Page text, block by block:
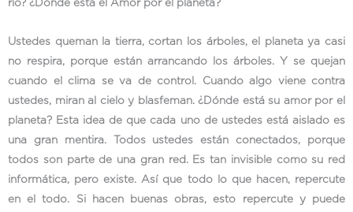
río? ¿Dónde está el Amor por el planeta?
Ustedes queman la tierra, cortan los árboles, el planeta ya casi
no respira, porque están arrancando los árboles. Y se quejan
cuando el clima se va de control. Cuando algo viene contra
ustedes, miran al cielo y blasfeman. ¿Dónde está su amor por el
planeta? Esta idea de que cada uno de ustedes está aislado es
una gran mentira. Todos ustedes están conectados, porque
todos son parte de una gran red. Es tan invisible como su red
informática, pero existe. Así que todo lo que hacen, repercute
en el todo. Si hacen buenas obras, esto repercute y puede